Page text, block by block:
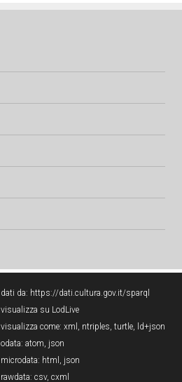
dati da: https://dati.cultura.gov.it/sparql
visualizza su LodLive
visualizza come: xml , ntriples, turtle, ld+json
odata: atom, json
microdata: html , json
rawdata: csv, cxml